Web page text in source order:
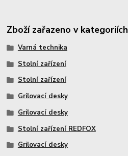
Zboží zařazeno v kategoriích
Varná technika
Stolní zařízení
Stolní zařízení
Grilovací desky
Grilovací desky
Stolní zařízení REDFOX
Grilovací desky